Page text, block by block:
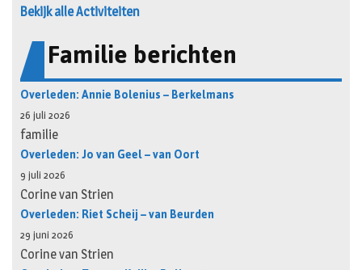
Bekijk alle Activiteiten
Familie berichten
Overleden: Annie Bolenius – Berkelmans
26 juli 2026
familie
Overleden: Jo van Geel – van Oort
9 juli 2026
Corine van Strien
Overleden: Riet Scheij – van Beurden
29 juni 2026
Corine van Strien